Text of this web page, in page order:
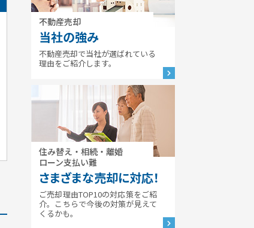
不動産売却
当社の強み
不動産売却で当社が選ばれている
理由をご紹介します。
住み替え・相続・離婚
ローン支払い難
さまざまな売却に対応！
ご売却理由TOP10の対応策をご紹
介。こちらで今後の対策が見えて
くるかも。